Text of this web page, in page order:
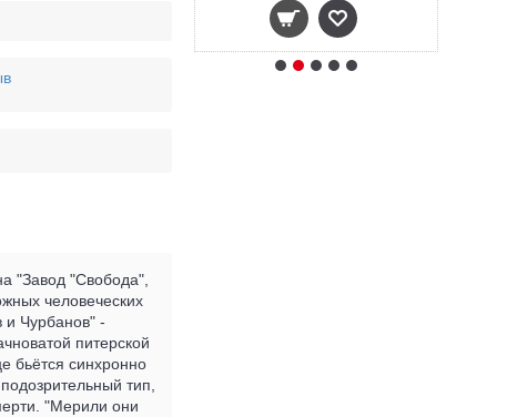
"Завод "Свобода",
человеческих
и Чурбанов" -
питерской
бьётся синхронно
тип,
"Мерили они